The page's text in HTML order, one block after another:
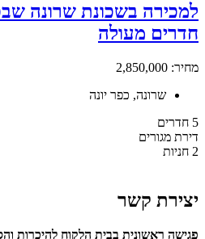
חדרים מעולה
מחיר: 2,850,000
שרונה, כפר יונה
5 חדרים
דירת מגורים
2 חניות
יצירת קשר
פגישה ראשונית בבית הלקוח להיכרות